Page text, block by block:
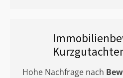
Hohe Nachfrage nach